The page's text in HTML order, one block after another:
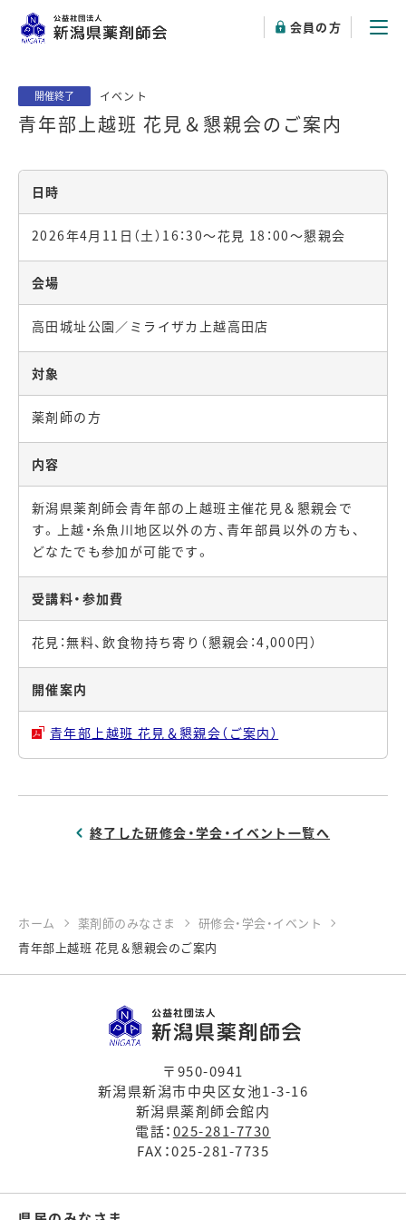
会員の方
青年部上越班 花見＆懇親会のご案内
開催終了 イベント
日時
2026年4月11日（土）16：30～花見 18：00～懇親会
会場
高田城址公園／ミライザカ上越高田店
対象
薬剤師の方
内容
新潟県薬剤師会青年部の上越班主催花見＆懇親会で
す。上越・糸魚川地区以外の方、青年部員以外の方も、
どなたでも参加が可能です。
受講料・参加費
花見：無料、飲食物持ち寄り（懇親会：4,000円）
開催案内
青年部上越班 花見＆懇親会（ご案内）
終了した研修会・学会・イベント一覧へ
ホーム 薬剤師のみなさま
研修会・学会・イベント
青年部上越班 花見＆懇親会のご案内
〒950-0941
新潟県新潟市中央区女池1-3-16
新潟県薬剤師会館内
電話：025-281-7730
FAX：025-281-7735